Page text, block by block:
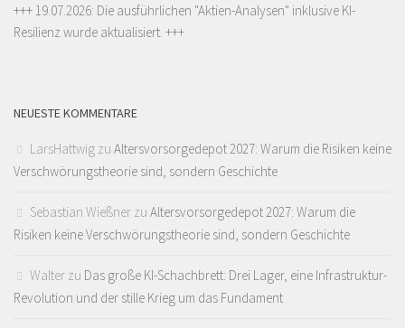
+++ 19.07.2026: Die ausführlichen "Aktien-Analysen" inklusive KI-
Resilienz wurde aktualisiert. +++
NEUESTE KOMMENTARE
LarsHattwig zu Altersvorsorgedepot 2027: Warum die Risiken keine
Verschwörungstheorie sind, sondern Geschichte
Sebastian Wießner zu Altersvorsorgedepot 2027: Warum die
Risiken keine Verschwörungstheorie sind, sondern Geschichte
Walter zu Das große KI-Schachbrett: Drei Lager, eine Infrastruktur-
Revolution und der stille Krieg um das Fundament